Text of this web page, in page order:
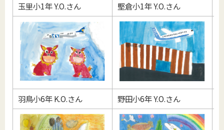
玉里小1年 Y.O.さん 堅倉小1年 Y.O.さん
羽鳥小6年 K.O.さん 野田小6年 Y.O.さん